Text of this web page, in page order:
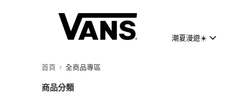
潮夏漫遊☀️
首頁 全商品專區
商品分類